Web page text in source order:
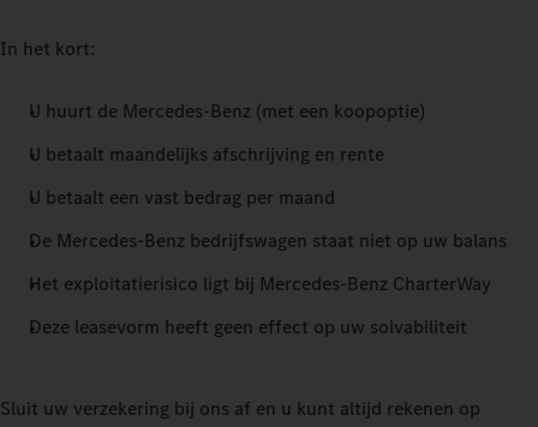
In het kort:
U huurt de Mercedes-Benz (met een koopoptie)
U betaalt maandelijks afschrijving en rente
U betaalt een vast bedrag per maand
De Mercedes-Benz bedrijfswagen staat niet op uw balans
Het exploitatierisico ligt bij Mercedes-Benz CharterWay
Deze leasevorm heeft geen effect op uw solvabiliteit
Sluit uw verzekering bij ons af en u kunt altijd rekenen op